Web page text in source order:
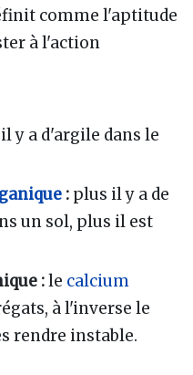
comme l'aptitude
à l'action
y a d'argile dans le
: plus il y a de
un sol, plus il est
:le calcium
à l'inverse le
rendre instable.